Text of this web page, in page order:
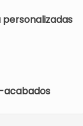
acabados